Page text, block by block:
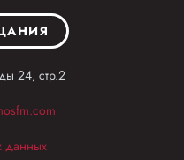
24, стр.2
данных